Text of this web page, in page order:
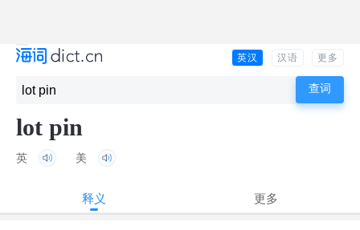
英汉 汉语 更多
lot pin
英 美
释义 更多